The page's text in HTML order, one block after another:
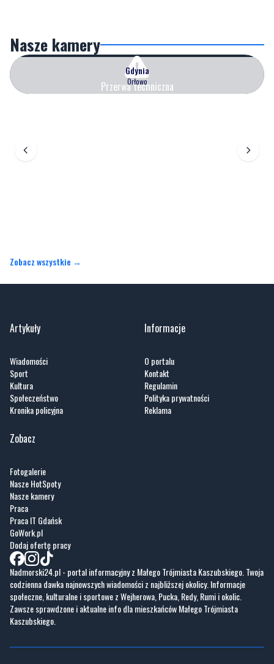
Nasze kamery
Przerwa techniczna
Gdynia
Orłowo
Zobacz wszystkie →
Artykuły
Wiadomości
Sport
Kultura
Społeczeństwo
Kronika policyjna
Informacje
O portalu
Kontakt
Regulamin
Polityka prywatności
Reklama
Zobacz
Fotogalerie
Nasze HotSpoty
Nasze kamery
Praca
Praca IT Gdańsk
GoWork.pl
Dodaj ofertę pracy
Nadmorski24.pl - portal informacyjny z Małego Trójmiasta Kaszubskiego. Twoja
codzienna dawka najnowszych wiadomości z najbliższej okolicy. Informacje
społeczne, kulturalne i sportowe z Wejherowa, Pucka, Redy, Rumi i okolic.
Zawsze sprawdzone i aktualne info dla mieszkańców Małego Trójmiasta
Kaszubskiego.